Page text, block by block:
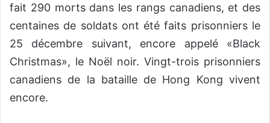
fait 290 morts dans les rangs canadiens, et des
centaines de soldats ont été faits prisonniers le
25 décembre suivant, encore appelé «Black
Christmas», le Noël noir. Vingt-trois prisonniers
canadiens de la bataille de Hong Kong vivent
encore.